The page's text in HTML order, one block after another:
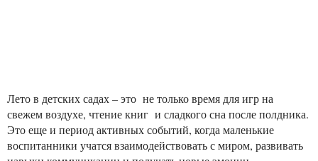
Лето в детских садах – это не только время для игр на
свежем воздухе, чтение книг и сладкого сна после полдника.
Это еще и период активных событий, когда маленькие
воспитанники учатся взаимодействовать с миром, развивать